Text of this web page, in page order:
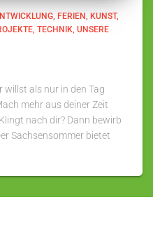
FERIEN KUNST
TECHNIK UNSERE
willst als nur in den Tag
mehr aus deiner Zeit
nach dir? Dann bewirb
Sachsensommer bietet